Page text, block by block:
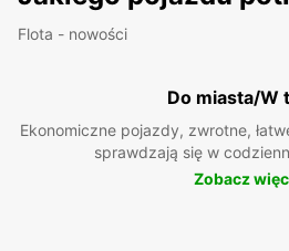
Flota - nowości
Do miasta/W
Ekonomiczne pojazdy, zwrotne,
sprawdzają się w
Zobacz